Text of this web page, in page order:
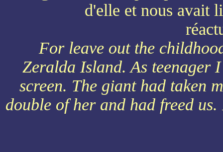
d'elle et nous avait
For leave out the
Zeralda Island. As teenager
screen. The giant had taken
double of her and had freed